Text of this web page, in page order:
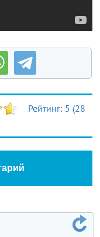
Рейтинг: 5 (28